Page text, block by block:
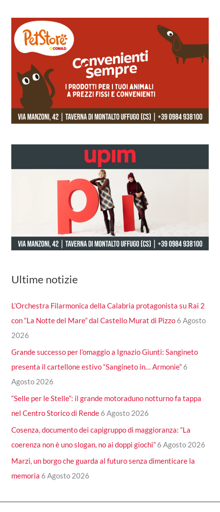
Ultime notizie
L’Orchestra Filarmonica della Calabria protagonista su Rai 2
con “La Notte del Mare” dal Castello Murat di Pizzo 6 Agosto
2026
Grande successo per l’omaggio a Ignazio Giunti: Sangineto
presenta il cartellone estivo “Sangineto in… Armonie” 6
Agosto 2026
“Selle per le Stelle”: il grande motoraduno notturno fa tappa
nel Centro Storico di Rende 6 Agosto 2026
Cosenza, documento dei capigruppo di maggioranza: “La
coerenza non è uno slogan, no ai doppi giochi” 6 Agosto 2026
Marzi, un borgo che guarda al futuro senza dimenticare la
memoria 6 Agosto 2026